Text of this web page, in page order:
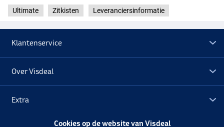
Ultimate Zitkisten Leveranciersinformatie
Klantenservice
Over Visdeal
Extra
Cookies op de website van Visdeal